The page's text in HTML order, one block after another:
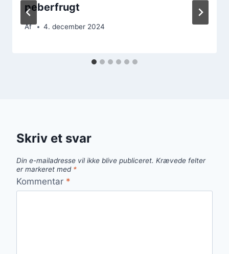
peberfrugt
Af 4. december 2024
Skriv et svar
Din e-mailadresse vil ikke blive publiceret. Krævede felter
er markeret med *
Kommentar *